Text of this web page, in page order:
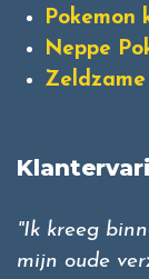
Pokemon
Neppe
"Ik kreeg
mijn oude